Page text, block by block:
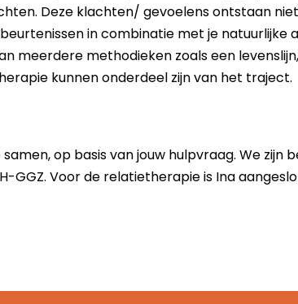
Deze klachten/ gevoelens ontstaan
in combinatie met je natuurlijke
meerdere methodieken zoals een
kunnen onderdeel zijn van het traject.
op basis van jouw hulpvraag. We
GGZ. Voor de relatietherapie is Ina